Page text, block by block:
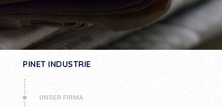
PINET INDUSTRIE
UNSER FIRMA